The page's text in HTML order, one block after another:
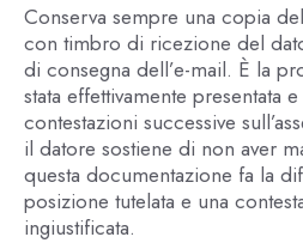
Conserva sempre una copia
con timbro di ricezione del
di consegna dell’e-mail. È la
stata effettivamente presentata
contestazioni successive
il datore sostiene di non aver
questa documentazione fa la
posizione tutelata e una
ingiustificata.